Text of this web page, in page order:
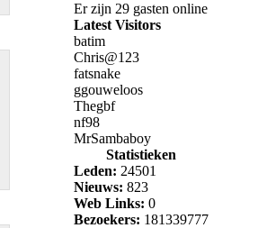
Er zijn 29 gasten online
Latest Visitors
batim
Chris@123
fatsnake
ggouweloos
Thegbf
nf98
MrSambaboy
Statistieken
Leden: 24501
Nieuws: 823
Web Links: 0
Bezoekers: 181339777